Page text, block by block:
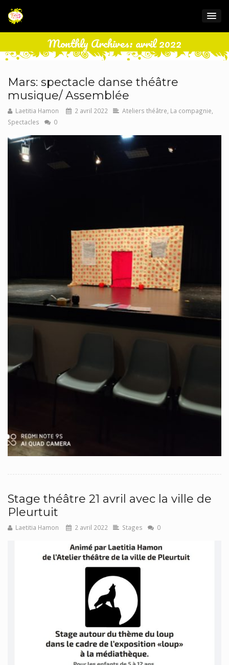
Monthly Archives: avril 2022
Mars: spectacle danse théâtre
musique/ Assemblée
Laetitia Hamon 2 avril 2022 Ateliers théâtre La compagnie
Spectacles
0
Stage théâtre 21 avril avec la ville de
Pleurtuit
Laetitia Hamon 2 avril 2022 Stages 0